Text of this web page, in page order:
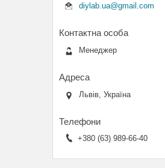
diylab.ua@gmail.com
Менеджер
Львів, Україна
+380 (63) 989-66-40